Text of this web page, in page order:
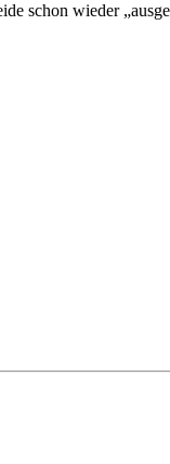
schon wieder